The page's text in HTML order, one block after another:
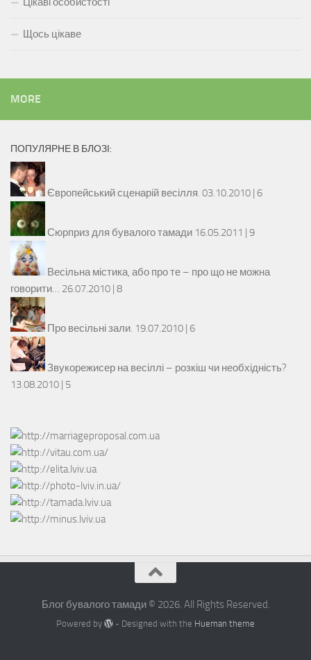
Щось цікаве
MORE
ПОПУЛЯРНЕ В БЛОЗІ:
Європейський сценарій весілля. 03.10.2010 | 6
Сюрприз для бувалого тамади 16.05.2011 | 9
Весільна містика, або про те – про що не можна
говорити… 26.07.2010 | 8
Про весільні зали. 19.07.2010 | 6
Звукорежисер на весіллі – розкіш чи необхідність?
13.08.2010 | 5
Блог бувалого тамади © 2026. All Rights Reserved.
Powered by - Designed with the Hueman theme